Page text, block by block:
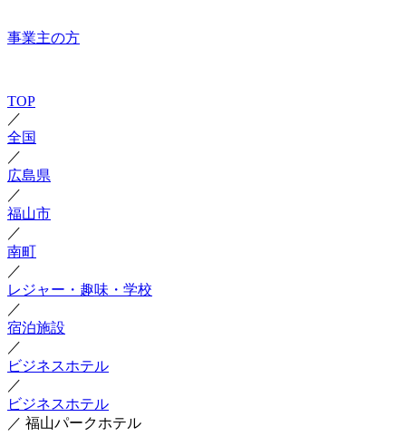
事業主の方
TOP
／
全国
／
広島県
／
福山市
／
南町
／
レジャー・趣味・学校
／
宿泊施設
／
ビジネスホテル
／
ビジネスホテル
／ 福山パークホテル